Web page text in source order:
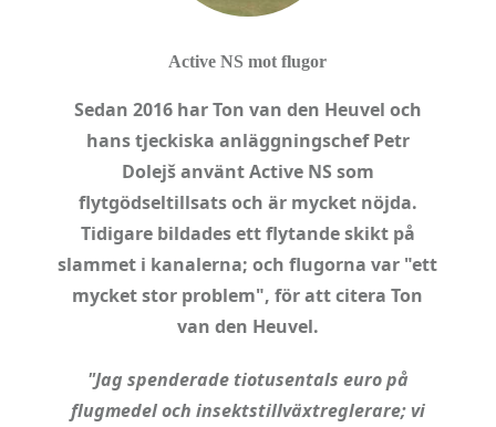
Active NS mot flugor
Sedan 2016 har Ton van den Heuvel och
hans tjeckiska anläggningschef Petr
Dolejš använt Active NS som
flytgödseltillsats och är mycket nöjda.
Tidigare bildades ett flytande skikt på
slammet i kanalerna; och flugorna var "ett
mycket stor problem", för att citera Ton
van den Heuvel.
"Jag spenderade tiotusentals euro på
flugmedel och insektstillväxtreglerare; vi